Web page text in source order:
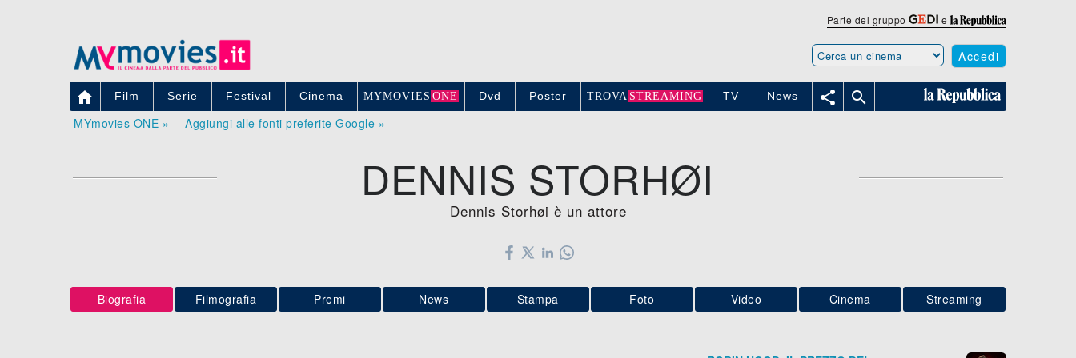
Parte del gruppo e
Accedi
 Film Serie Festival Cinema MYMOVIE S ONE Dvd Poster TROVA STREAMING TV News  
MYmovies ONE » Aggiungi alle fonti preferite Google »
DENNIS STORHØI
Dennis Storhøi è un attore
Biografia Filmografia Premi News Stampa Foto Video Cinema Streaming